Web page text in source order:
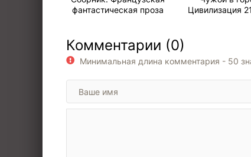
16
18
19
20
фантастическая проза
Цивилизация
Комментарии (0)
Минимальная длина комментария - 50